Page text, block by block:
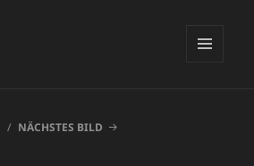
NÄCHSTES BILD